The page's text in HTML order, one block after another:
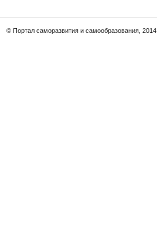
© Портал саморазвития и самообразования, 2014